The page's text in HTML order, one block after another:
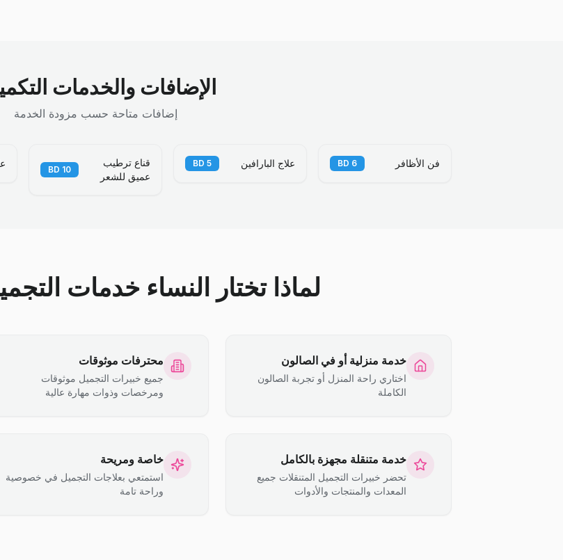
الإضافات والخدمات
إضافات متاحة حسب مزودة الخدمة
فن الأظافر 6
BD علاج البارافين 5
BD
قناع ترطيب
عميق للشعر
10
BD
لماذا تختار النساء خدمات
خدمة منزلية أو في الصالون
اختاري راحة المنزل أو تجربة الصالون
الكاملة
محترفات موثوقات
جميع خبيرات التجميل موثوقات
ومرخصات وذوات مهارة عالية
خدمة متنقلة مجهزة بالكامل
تحضر خبيرات التجميل المتنقلات جميع
المعدات والمنتجات والأدوات
خاصة ومريحة
استمتعي بعلاجات التجميل في خصوصية
وراحة تامة